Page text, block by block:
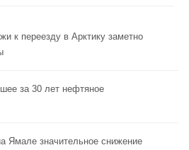
к переезду в Арктику заметно
за 30 лет нефтяное
Ямале значительное снижение